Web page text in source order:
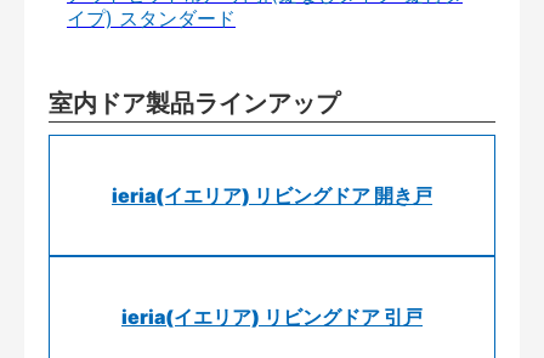
イプ) スタンダード
室内ドア製品ラインアップ
ieria(イエリア) リビングドア 開き戸
ieria(イエリア) リビングドア 引戸